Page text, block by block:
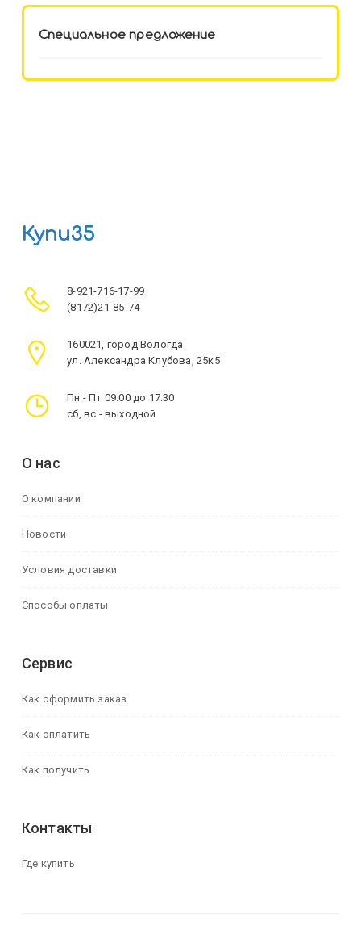
Специальное предложение
Купи35
8-921-716-17-99
(8172)21-85-74
160021, город Вологда
ул. Александра Клубова, 25к5
Пн - Пт 09.00 до 17.30
сб, вс - выходной
О нас
О компании
Новости
Условия доставки
Способы оплаты
Сервис
Как оформить заказ
Как оплатить
Как получить
Контакты
Где купить